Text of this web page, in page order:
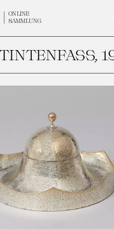
ONLINE
SAMMLUNG
,